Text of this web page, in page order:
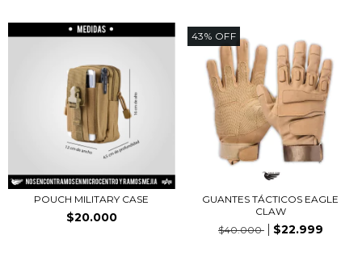
POUCH MILITARY CASE
$20.000
43% OFF
GUANTES TÁCTICOS EAGLE
CLAW
$40.000
$22.999